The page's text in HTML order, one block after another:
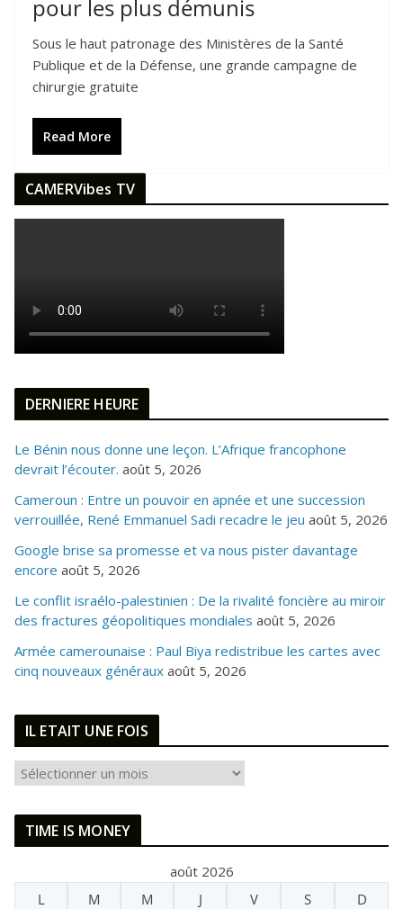
pour les plus démunis
Sous le haut patronage des Ministères de la Santé
Publique et de la Défense, une grande campagne de
chirurgie gratuite
Read More
CAMERVibes TV
DERNIERE HEURE
Le Bénin nous donne une leçon. L’Afrique francophone
devrait l’écouter. août 5, 2026
Cameroun : Entre un pouvoir en apnée et une succession
verrouillée, René Emmanuel Sadi recadre le jeu août 5, 2026
Google brise sa promesse et va nous pister davantage
encore août 5, 2026
Le conflit israélo-palestinien : De la rivalité foncière au miroir
des fractures géopolitiques mondiales août 5, 2026
Armée camerounaise : Paul Biya redistribue les cartes avec
cinq nouveaux généraux août 5, 2026
IL ETAIT UNE FOIS
L
E
I
TIME IS MONEY
août 2026
L
M M J V S
D